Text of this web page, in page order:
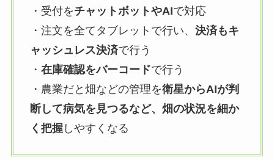
・受付をチャットボットやAIで対応
・注文を全てタブレットで行い、 決済もキ
ャッシュレス決済で行う
・ 在庫確認をバーコードで行う
・農業だと畑などの管理を衛星からAIが判
断して病気を見つるなど、畑の状況を細か
く把握しやすくなる